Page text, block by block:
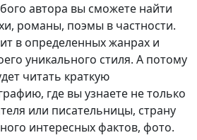
автора вы сможете найти
романы, поэмы в частности.
в определенных жанрах и
уникального стиля. А потому
читать краткую
где вы узнаете не только
или писательницы, страну
интересных фактов, фото.